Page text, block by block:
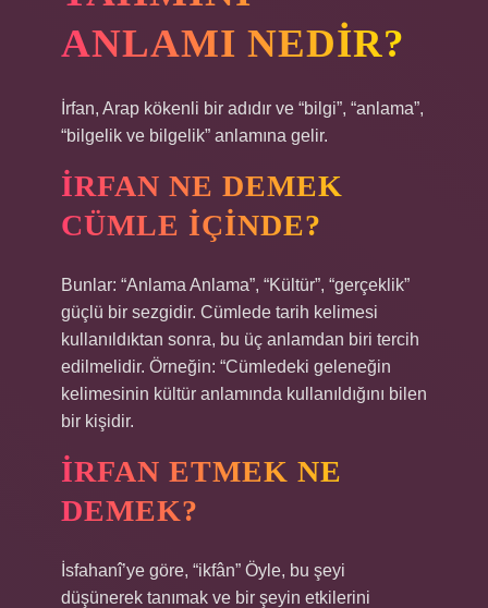
ANLAMI NEDIR?
İrfan, Arap kökenli bir adıdır ve “bilgi”, “anlama”,
“bilgelik ve bilgelik” anlamına gelir.
İRFAN NE DEMEK
CÜMLE IÇINDE?
Bunlar: “Anlama Anlama”, “Kültür”, “gerçeklik”
güçlü bir sezgidir. Cümlede tarih kelimesi
kullanıldıktan sonra, bu üç anlamdan biri tercih
edilmelidir. Örneğin: “Cümledeki geleneğin
kelimesinin kültür anlamında kullanıldığını bilen
bir kişidir.
İRFAN ETMEK NE
DEMEK?
İsfahanî’ye göre, “ikfân” Öyle, bu şeyi
düşünerek tanımak ve bir şeyin etkilerini